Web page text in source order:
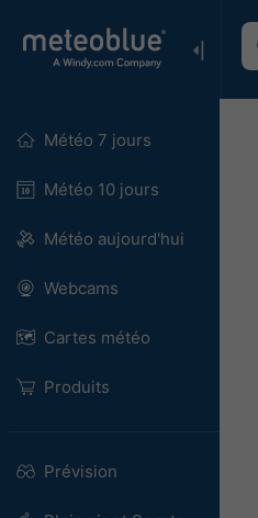
Météo 7 jours
Météo 10 jours
Météo aujourd'hui
Webcams
Cartes météo
Produits
Prévision